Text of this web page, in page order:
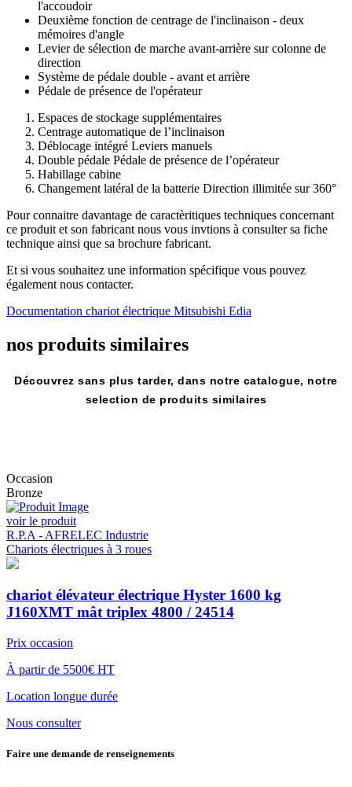
l'accoudoir
Deuxième fonction de centrage de l'inclinaison - deux
mémoires d'angle
Levier de sélection de marche avant-arrière sur colonne de
direction
Système de pédale double - avant et arrière
Pédale de présence de l'opérateur
Espaces de stockage supplémentaires
Centrage automatique de l’inclinaison
Déblocage intégré Leviers manuels
Double pédale Pédale de présence de l’opérateur
Habillage cabine
Changement latéral de la batterie Direction illimitée sur 360°
Pour connaitre davantage de caractèritiques techniques concernant
ce produit et son fabricant nous vous invtions à consulter sa fiche
technique ainsi que sa brochure fabricant.
Et si vous souhaitez une information spécifique vous pouvez
également nous contacter.
Documentation chariot électrique Mitsubishi Edia
nos produits similaires
Découvrez sans plus tarder, dans notre catalogue, notre
selection de produits similaires
Occasion
Bronze
voir le produit
R.P.A - AFRELEC Industrie
Chariots électriques à 3 roues
chariot élévateur électrique Hyster 1600 kg
J160XMT mât triplex 4800 / 24514
Prix occasion
À partir de 5500€ HT
Location longue durée
Nous consulter
Faire une demande de renseignements